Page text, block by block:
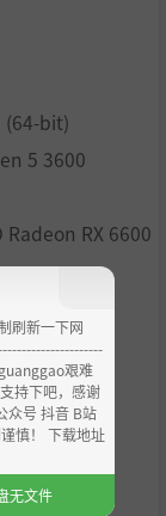
它们前往新的地
的库布林军队。
高空跳跃和毒液
(64-bit)
5 3600
Radeon RX 6600
刷新一下网
艰难
持下吧，感谢
众号 抖音 B站
慎！ 下载地址
无文件